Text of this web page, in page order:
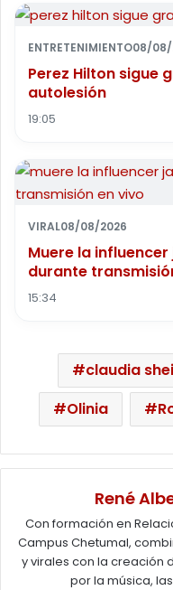
ENTRETENIMIENTO08/08/
Perez Hilton sigue
autolesión
19:05
VIRAL08/08/2026
Muere la
durante
15:34
claudia
Olinia
René
Con formación en
Campus Chetumal,
y virales con la creación
por la música,